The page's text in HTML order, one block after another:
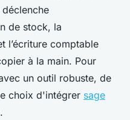
de stock, la
l’écriture comptable
à la main. Pour
un outil robuste, de
choix d'intégrer sage